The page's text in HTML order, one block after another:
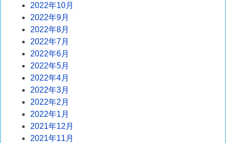
2022年10月
2022年9月
2022年8月
2022年7月
2022年6月
2022年5月
2022年4月
2022年3月
2022年2月
2022年1月
2021年12月
2021年11月